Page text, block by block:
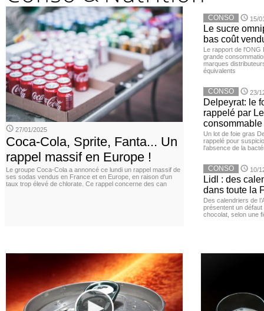
27/01/2025
Coca-Cola, Sprite, Fanta... Un
rappel massif en Europe !
Le groupe Coca-Cola a annoncé ce lundi un rappel massif de
ses sodas vendus en France et en Europe, en raison d'un
taux trop élevé de chlorate. Ce rappel concerne des can
CONSO 15/
Le sucre
bas coût
Le rapport de l'ONG
grande
marques
équivalents
CONSO 23/
Delpeyrat: le
rappelé par
consommable
Un lot de foie gras
rappelé pour
l'absence de la
CONSO 10/
Lidl : des
dans toute la
Des calendriers de
présentent un défaut
chocolat, selon une